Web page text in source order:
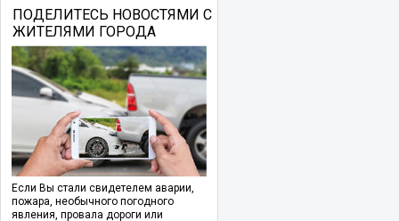
ПОДЕЛИТЕСЬ НОВОСТЯМИ С
ЖИТЕЛЯМИ ГОРОДА
Если Вы стали свидетелем аварии,
пожара, необычного погодного
явления, провала дороги или